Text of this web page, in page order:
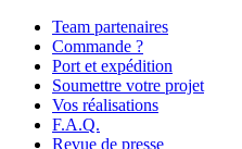
Team partenaires
Commande ?
Port et expédition
Soumettre votre projet
Vos réalisations
F.A.Q.
Revue de presse